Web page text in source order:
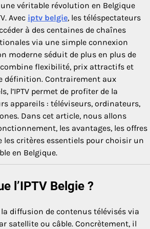
véritable révolution en Belgique
Avec iptv belgie, les téléspectateurs
à des centaines de chaînes
via une simple connexion
moderne séduit de plus en plus de
combine flexibilité, prix attractifs et
définition. Contrairement aux
l’IPTV permet de profiter de la
appareils : téléviseurs, ordinateurs,
Dans cet article, nous allons
les avantages, les offres
les critères essentiels pour choisir un
en Belgique.
l’IPTV Belgie ?
diffusion de contenus télévisés via
satellite ou câble. Concrètement, il